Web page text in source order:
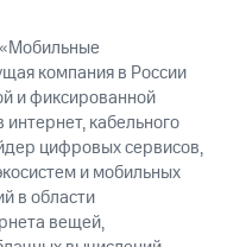
компания в России
и фиксированной
кабельного
цифровых сервисов,
и мобильных
в области
вещей,